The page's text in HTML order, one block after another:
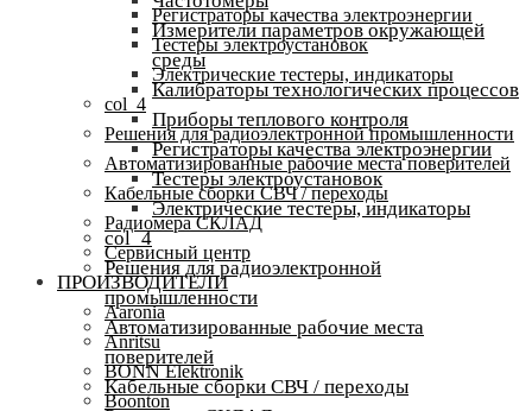
Регистраторы качества электроэнергии
Тестеры электроустановок
Электрические тестеры, индикаторы
col_4
Решения для радиоэлектронной промышленности
Автоматизированные рабочие места поверителей
Кабельные сборки СВЧ / переходы
Радиомера СКЛАД
Сервисный центр
ПРОИЗВОДИТЕЛИ
Aaronia
Anritsu
BONN Elektronik
Boonton
Измерители параметров окружающей
среды
Калибраторы технологических процессов
Приборы теплового контроля
Регистраторы качества электроэнергии
Тестеры электроустановок
Электрические тестеры, индикаторы
col_4
Решения для радиоэлектронной
промышленности
Автоматизированные рабочие места
поверителей
Кабельные сборки СВЧ / переходы